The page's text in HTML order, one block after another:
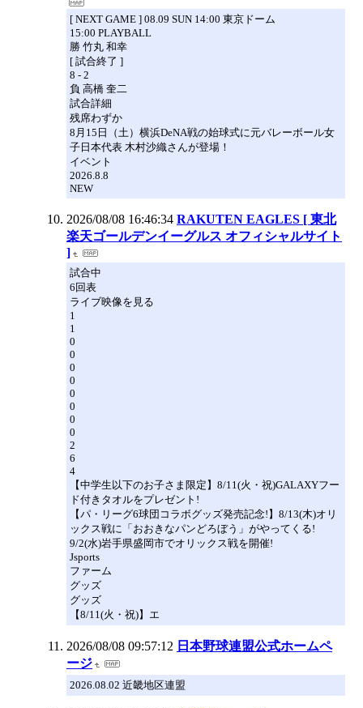
[ NEXT GAME ] 08.09 SUN 14:00 東京ドーム
15:00 PLAYBALL
勝 竹丸 和幸
[ 試合終了 ]
8 - 2
負 高橋 奎二
試合詳細
残席わずか
8月15日（土）横浜DeNA戦の始球式に元バレーボール女
子日本代表 木村沙織さんが登場！
イベント
2026.8.8
NEW
2026/08/08 16:46:34 RAKUTEN EAGLES [ 東北
楽天ゴールデンイーグルス オフィシャルサイト
]
試合中
6回表
ライブ映像を見る
1
1
0
0
0
0
0
0
0
0
2
6
4
【中学生以下のお子さま限定】8/11(火・祝)GALAXYフー
ド付きタオルをプレゼント!
【パ・リーグ6球団コラボグッズ発売記念!】8/13(木)オリ
ックス戦に「おおきなパンどろぼう」がやってくる!
9/2(水)岩手県盛岡市でオリックス戦を開催!
Jsports
ファーム
グッズ
グッズ
【8/11(火・祝)】エ
2026/08/08 09:57:12 日本野球連盟公式ホームペ
ージ
2026.08.02 近畿地区連盟